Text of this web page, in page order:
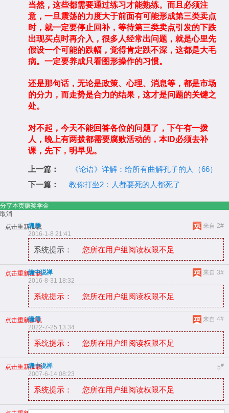
当然，这些都需要通过练习才能熟练。而且必须注
意，一旦震荡的力度大于前面有可能形成第三类卖点
时，就一定要停止回补，等待第三类卖点引发的下跌
出现买点时再介入，很多人经常出问题，就是心里先
假设一个可能的跌幅，觉得肯定跌不深，这都是大毛
病。一定要养成只看图形操作的习惯。
还是那句话，无论是政策、心理、消息等，都是市场
的分力，而走势是合力的结果，这才是问题的关键之
处。
对不起，今天不能回答各位的问题了，下午有一拨
人，晚上有两拨都需要腐败活动的，本ID必须去补
课，先下，明早见。
上一篇：
《论语》详解：给所有曲解孔子的人（66）
下一篇：
教你打坐2：人都要死的人都死了
分享本页赚奖学金
取消
点击重新加载
来自 2#
缠师
2016-1-8 21:41
系统提示： 您所在用户组阅读权限不足
点击重新加载 来自 3#
缠中说禅
2016-8-31 18:32
系统提示： 您所在用户组阅读权限不足
点击重新加载 来自 4#
缠师
2022-7-25 13:34
系统提示： 您所在用户组阅读权限不足
点击重新加载 5#
缠中说禅
2007-6-14 08:23
系统提示： 您所在用户组阅读权限不足